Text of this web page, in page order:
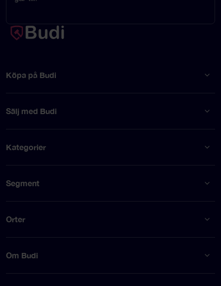
Köpa på Budi
Sälj med Budi
Kategorier
Segment
Orter
Om Budi